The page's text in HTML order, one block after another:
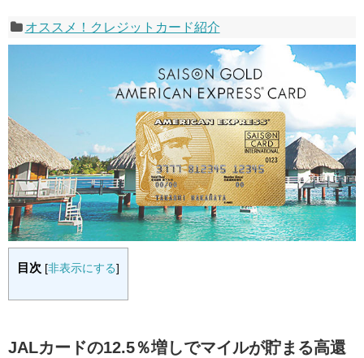
オススメ！クレジットカード紹介
目次 [非表示にする]
JALカードの12.5％増しでマイルが貯まる高還